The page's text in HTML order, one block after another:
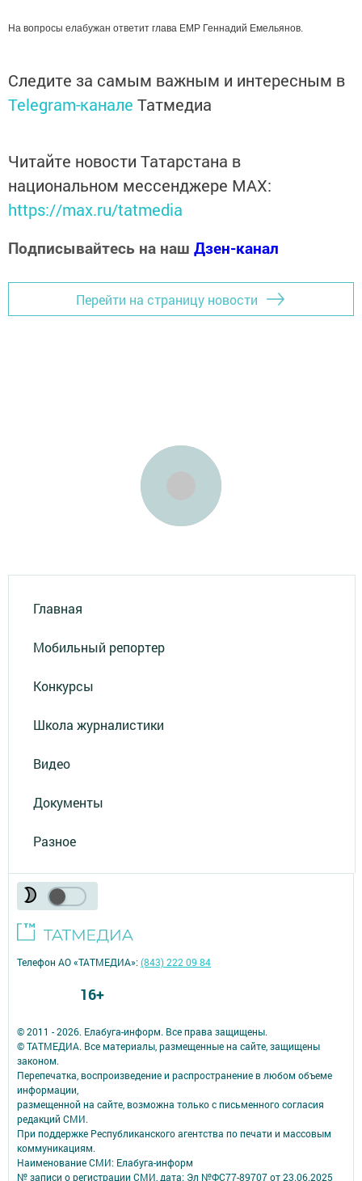
На вопросы елабужан ответит глава ЕМР Геннадий Емельянов.
Следите за самым важным и интересным в
Telegram-канале Татмедиа
Читайте новости Татарстана в
национальном мессенджере MАХ:
https://max.ru/tatmedia
Подписывайтесь на наш Дзен-канал
Перейти на страницу новости
Главная
Мобильный репортер
Конкурсы
Школа журналистики
Видео
Документы
Разное
© 2011 - 2026. Елабуга-информ. Все права защищены.
© ТАТМЕДИА. Все материалы, размещенные на сайте, защищены
законом.
Перепечатка, воспроизведение и распространение в любом объеме
информации,
размещенной на сайте, возможна только с письменного согласия
редакций СМИ.
При поддержке Республиканского агентства по печати и массовым
коммуникациям.
Наименование СМИ: Елабуга-информ
№ записи о регистрации СМИ, дата: Эл №ФС77-89707 от 23.06.2025
Телефон АО «ТАТМЕДИА»:(843) 222 09 84
16+